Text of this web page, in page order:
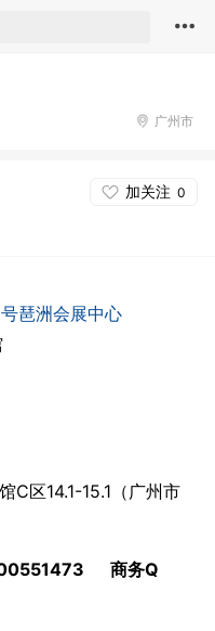
广州市
加关注 0
琶洲会展中心
C区14.1-15.1 （广州市
商务Q